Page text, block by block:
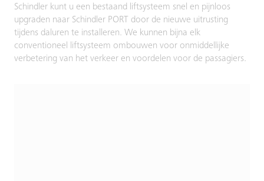
Schindler kunt u een bestaand liftsysteem snel en pijnloos
upgraden naar Schindler PORT door de nieuwe uitrusting
tijdens daluren te installeren. We kunnen bijna elk
conventioneel liftsysteem ombouwen voor onmiddellijke
verbetering van het verkeer en voordelen voor de passagiers.